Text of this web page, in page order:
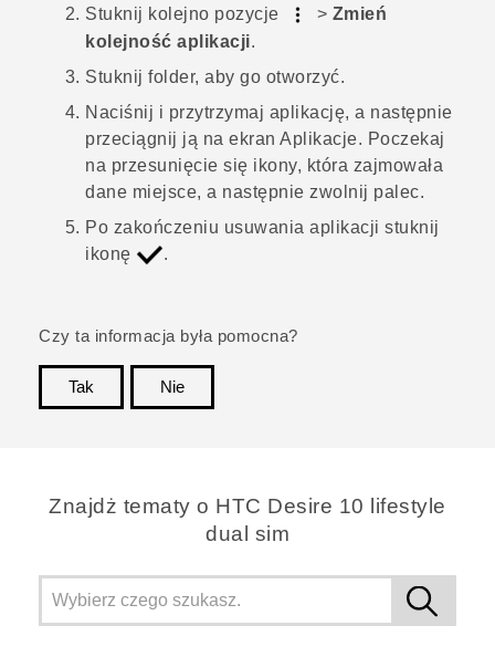
Urządzenia i akcesoria HTC
Zaloguj się
Stuknij kolejno pozycje
> Zmień
kolejność aplikacji.
Stuknij folder, aby go otworzyć.
Naciśnij i przytrzymaj aplikację, a następnie
przeciągnij ją na ekran Aplikacje. Poczekaj
na przesunięcie się ikony, która zajmowała
dane miejsce, a następnie zwolnij palec.
Po zakończeniu usuwania aplikacji stuknij
ikonę
.
Czy ta informacja była pomocna?
Tak
Nie
Znajdż tematy o HTC Desire 10 lifestyle
dual sim